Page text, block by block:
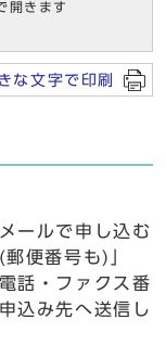
開きます
な文字で印刷
ールで申し込む
便番号も)」
話・ファクス番
込み先へ送信し